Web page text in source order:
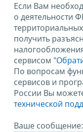
Если Вам
о деятельности
получить
сервисом
По вопросам
сервисов и
России Вы
технической
Ваше сообщение: